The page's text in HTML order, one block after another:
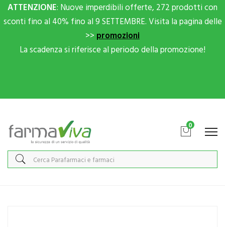
ATTENZIONE: Nuove imperdibili offerte, 272 prodotti con
sconti fino al 40% fino al 9 SETTEMBRE. Visita la pagina delle
>> promozioni
La scadenza si riferisce al periodo della promozione!
0